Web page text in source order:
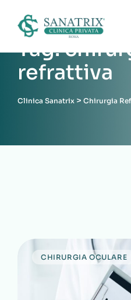
content
Tag:
refrattiva
Clinica Sanatrix > Chirurgia
CHIRURGIA OCULARE